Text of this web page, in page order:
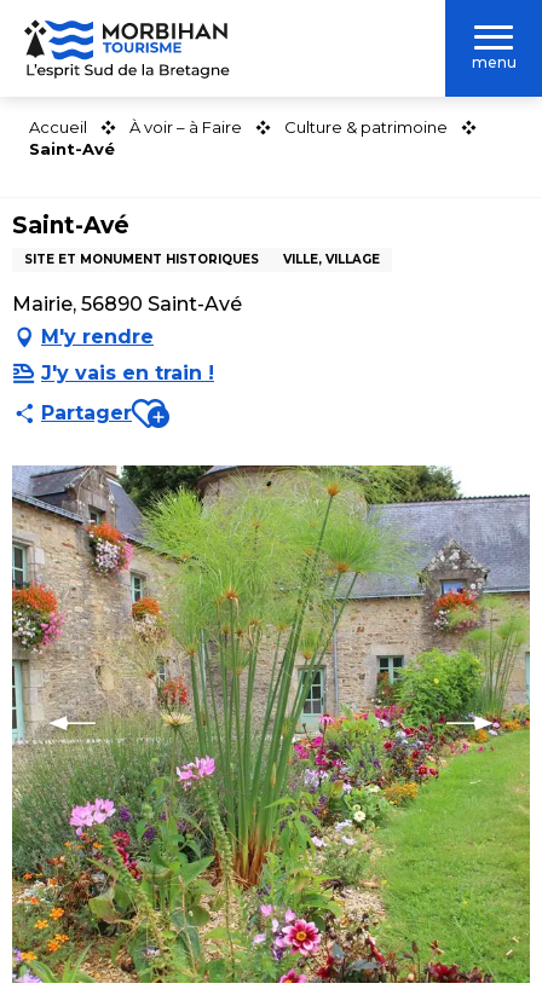
Aller
contenu
menu
Accueil À voir – à Faire
Culture & patrimoine
Saint-Avé
Saint-Avé
SITE ET MONUMENT HISTORIQUES VILLE, VILLAGE
Mairie, 56890 Saint-Avé
M'y rendre
J'y vais en train !
PartagerAjouter aux favoris